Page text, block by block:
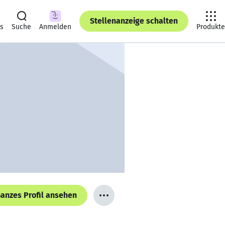
Suche Anmelden
Stellenanzeige schalten
Produkte
Profil ansehen